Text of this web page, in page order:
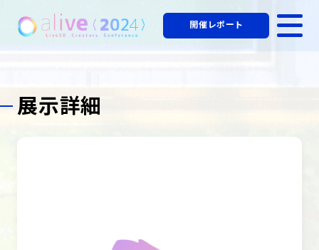
開催レポート
展示詳細